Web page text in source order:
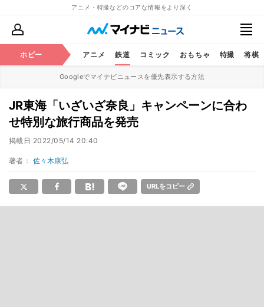
アニメ・特撮などのコアな情報をより深く
ホビー アニメ 鉄道 コミック おもちゃ 特撮 将棋
Googleでマイナビニュースを優先表示する方法
JR東海「いざいざ奈良」キャンペーンに合わ
せ特別な旅行商品を発売
掲載日 2022/05/14 20:40
著者： 佐々木康弘
URLをコピー